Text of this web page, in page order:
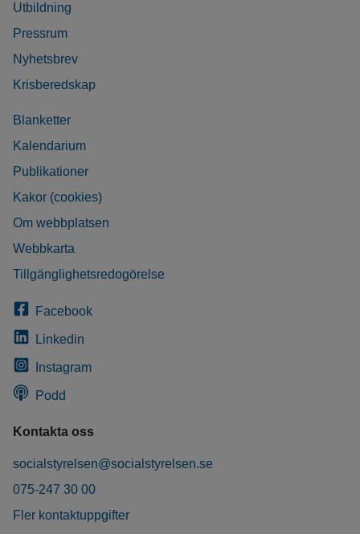
Utbildning
Pressrum
Nyhetsbrev
Krisberedskap
Blanketter
Kalendarium
Publikationer
Kakor (cookies)
Om webbplatsen
Webbkarta
Tillgänglighetsredogörelse
Facebook
Linkedin
Instagram
Podd
Kontakta oss
socialstyrelsen@socialstyrelsen.se
075-247 30 00
Fler kontaktuppgifter